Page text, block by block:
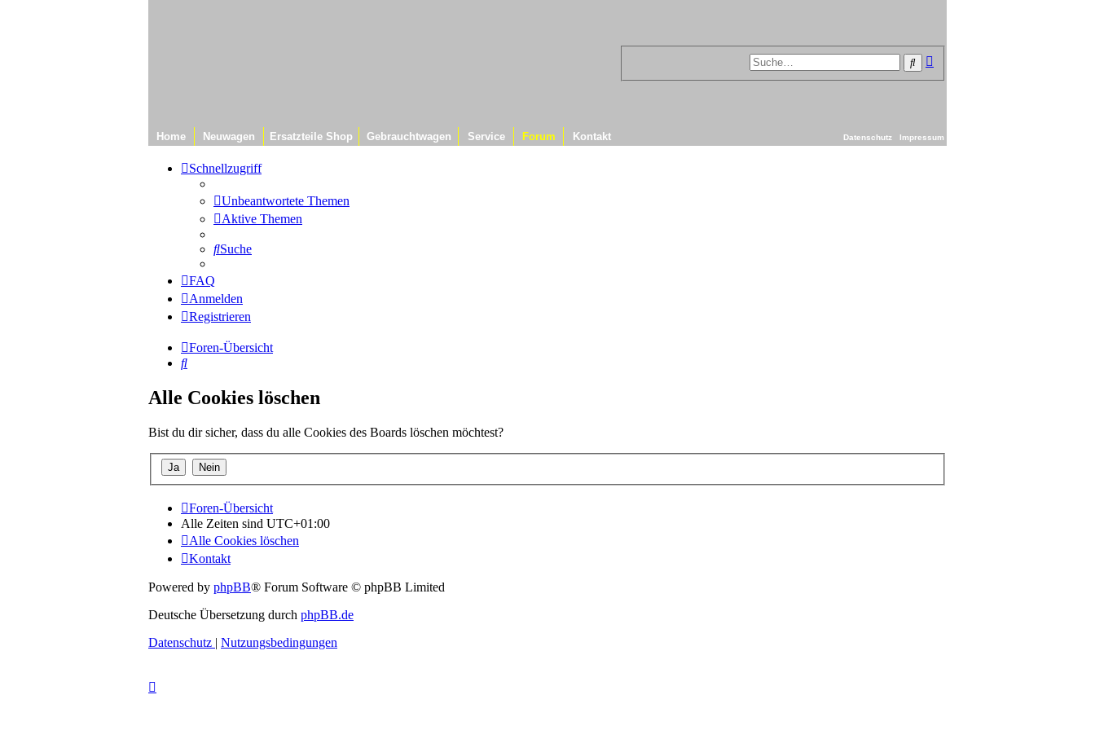
Suche
Home Neuwagen Ersatzteile Shop Gebrauchtwagen Service Forum Kontakt Datenschutz Impressum
Schnellzugriff
Unbeantwortete Themen
Aktive Themen
Suche
FAQ
Anmelden
Registrieren
Foren-Übersicht
Suche
Alle Cookies löschen
Bist du dir sicher, dass du alle Cookies des Boards löschen möchtest?
Foren-Übersicht
Alle Zeiten sind UTC+01:00
Alle Cookies löschen
Kontakt
Powered by phpBB® Forum Software © phpBB Limited
Deutsche Übersetzung durch phpBB.de
Datenschutz | Nutzungsbedingungen